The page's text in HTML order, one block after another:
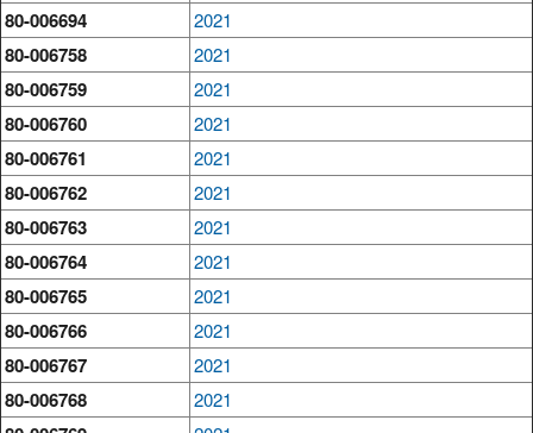
80-006694 2021
80-006758 2021
80-006759 2021
80-006760 2021
80-006761 2021
80-006762 2021
80-006763 2021
80-006764 2021
80-006765 2021
80-006766 2021
80-006767 2021
80-006768 2021